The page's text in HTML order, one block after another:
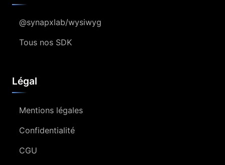
@synapxlab/wysiwyg
Tous nos SDK
Légal
Mentions légales
Confidentialité
CGU